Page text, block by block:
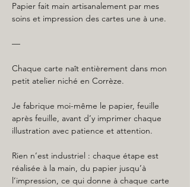
Papier fait main artisanalement par mes
soins et impression des cartes une à une.
—
Chaque carte naît entièrement dans mon
petit atelier niché en Corrèze.
Je fabrique moi-même le papier, feuille
après feuille, avant d’y imprimer chaque
illustration avec patience et attention.
Rien n’est industriel : chaque étape est
réalisée à la main, du papier jusqu’à
l’impression, ce qui donne à chaque carte